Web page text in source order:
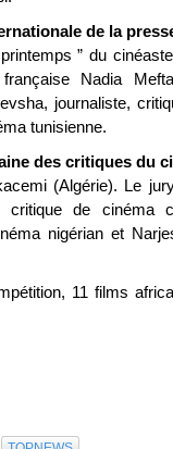
de la
” du
Nadia
journaliste,
tunisienne.
des critiques du
(Algérie). Le
critique de cinéma
nigérian et
11 films